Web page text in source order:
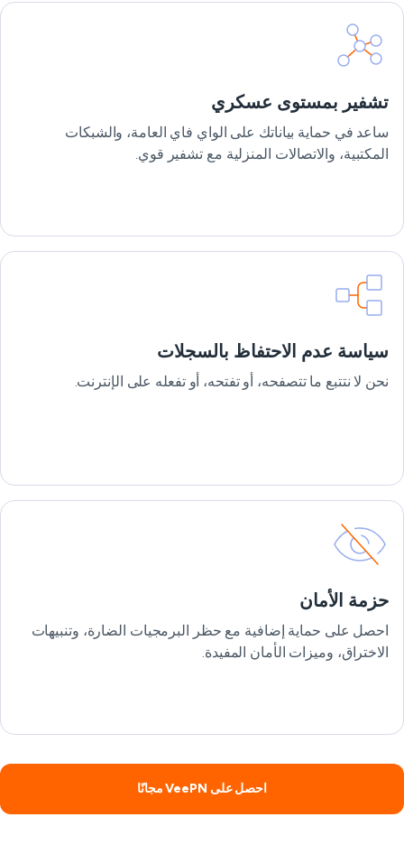
تشفير بمستوى عسكري
ساعد في حماية بياناتك على الواي فاي العامة، والشبكات
المكتبية، والاتصالات المنزلية مع تشفير قوي.
سياسة عدم الاحتفاظ بالسجلات
نحن لا نتتبع ما تتصفحه، أو تفتحه، أو تفعله على الإنترنت.
حزمة الأمان
احصل على حماية إضافية مع حظر البرمجيات الضارة، وتنبيهات
الاختراق، وميزات الأمان المفيدة.
احصل على VeePN مجانًا